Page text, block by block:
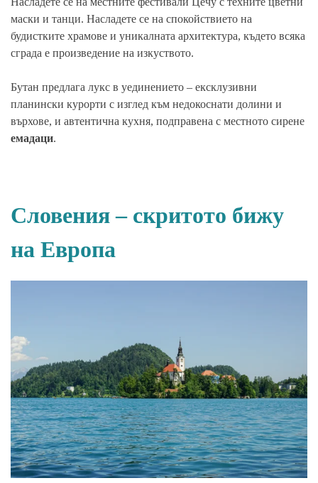
маски и танци. Насладете се на спокойствието на
будистките храмове и уникалната архитектура, където всяка
сграда е произведение на изкуството.
Бутан предлага лукс в уединението – ексклузивни
планински курорти с изглед към недокоснати долини и
върхове, и автентична кухня, подправена с местното сирене
емадаци.
Словения – скритото бижу
на Европа